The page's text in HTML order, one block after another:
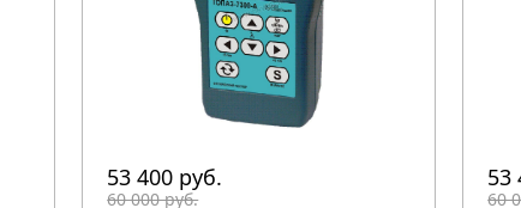
53 400 руб.
60 000 руб.
53
60